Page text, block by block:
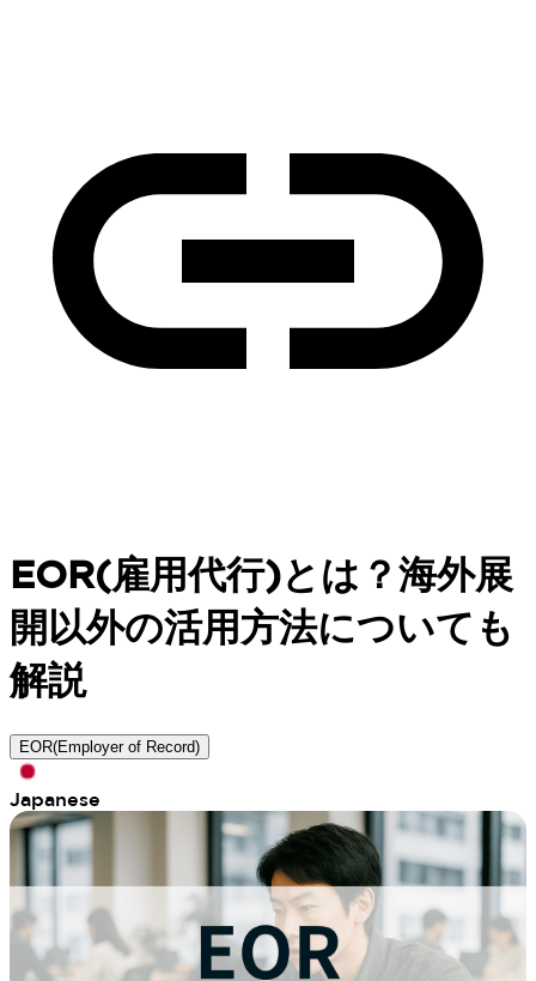
EOR(雇用代行)とは？海外展
開以外の活用方法についても
解説
EOR(Employer of Record)
Japanese